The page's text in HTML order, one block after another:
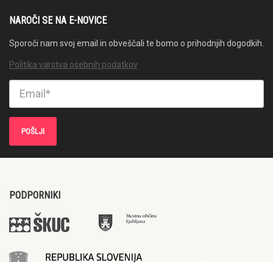
NAROČI SE NA E-NOVICE
Sporoči nam svoj email in obveščali te bomo o prihodnjih dogodkih.
Politika varstva osebnih podatkov
PODPORNIKI